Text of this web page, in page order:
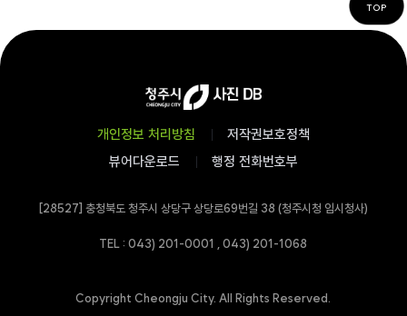
TOP
개인정보 처리방침
저작권보호정책
뷰어다운로드
행정 전화번호부
[28527] 충청북도 청주시 상당구 상당로69번길 38 (청주시청 임시청사)
TEL : 043) 201-0001 , 043) 201-1068
Copyright Cheongju City. All Rights Reserved.